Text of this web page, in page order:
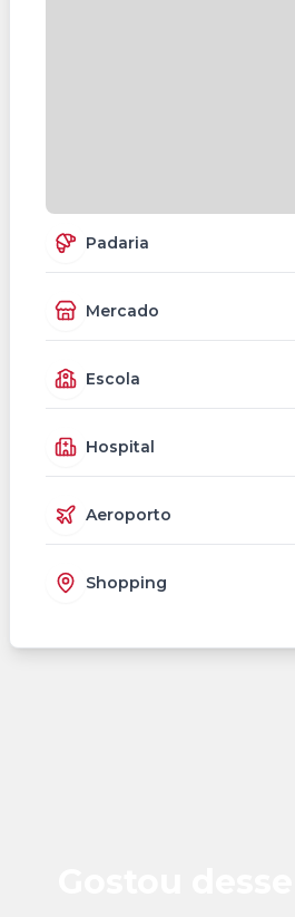
Padaria
Mercado
Escola
Hospital
Aeroporto
Shopping